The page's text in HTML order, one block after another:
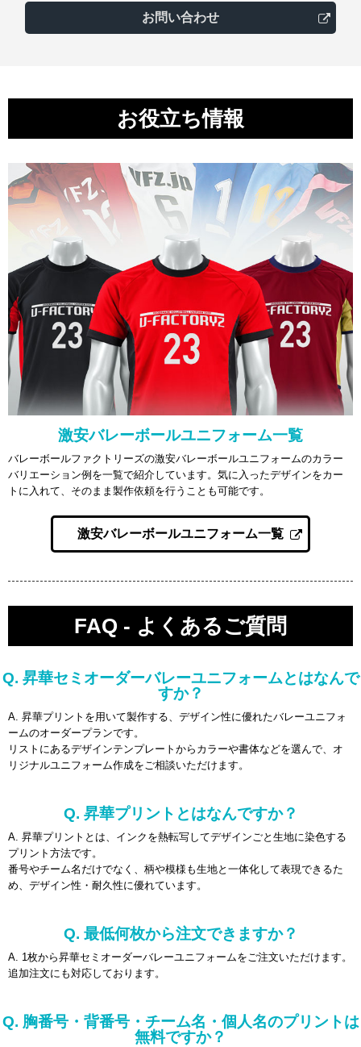
お問い合わせ
お役立ち情報
激安バレーボールユニフォーム一覧
バレーボールファクトリーズの激安バレーボールユニフォームのカラー
バリエーション例を一覧で紹介しています。気に入ったデザインをカー
トに入れて、そのまま製作依頼を行うことも可能です。
激安バレーボールユニフォーム一覧
FAQ - よくあるご質問
Q. 昇華セミオーダーバレーユニフォームとはなんで
すか？
A. 昇華プリントを用いて製作する、デザイン性に優れたバレーユニフォ
ームのオーダープランです。
リストにあるデザインテンプレートからカラーや書体などを選んで、オ
リジナルユニフォーム作成をご相談いただけます。
Q. 昇華プリントとはなんですか？
A. 昇華プリントとは、インクを熱転写してデザインごと生地に染色する
プリント方法です。
番号やチーム名だけでなく、柄や模様も生地と一体化して表現できるた
め、デザイン性・耐久性に優れています。
Q. 最低何枚から注文できますか？
A. 1枚から昇華セミオーダーバレーユニフォームをご注文いただけます。
追加注文にも対応しております。
Q. 胸番号・背番号・チーム名・個人名のプリントは
無料ですか？